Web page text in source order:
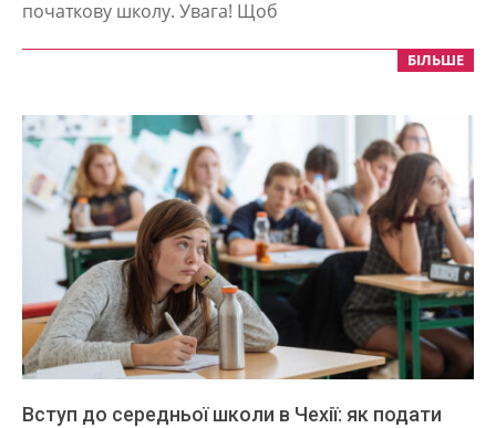
початкову школу. Увага! Щоб
БІЛЬШЕ
Вступ до середньої школи в Чехії: як подати